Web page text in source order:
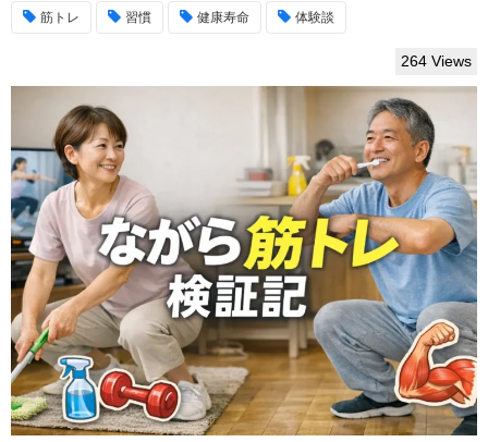
筋トレ 習慣 健康寿命 体験談
264 Views